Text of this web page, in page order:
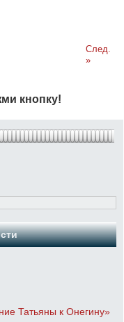
След.
»
кнопку!
Татьяны к Онегину»